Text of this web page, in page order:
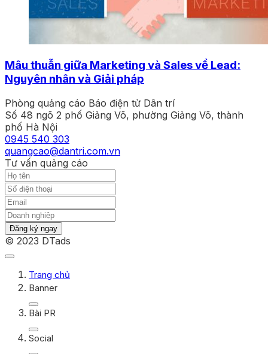
Mâu thuẫn giữa Marketing và Sales về Lead:
Nguyên nhân và Giải pháp
Phòng quảng cáo Báo điện tử Dân trí
Số 48 ngõ 2 phố Giảng Võ, phường Giảng Võ, thành
phố Hà Nội
0945 540 303
quangcao@dantri.com.vn
Tư vấn quảng cáo
Đăng ký ngay
© 2023 DTads
Trang chủ
Banner
Bài PR
Social